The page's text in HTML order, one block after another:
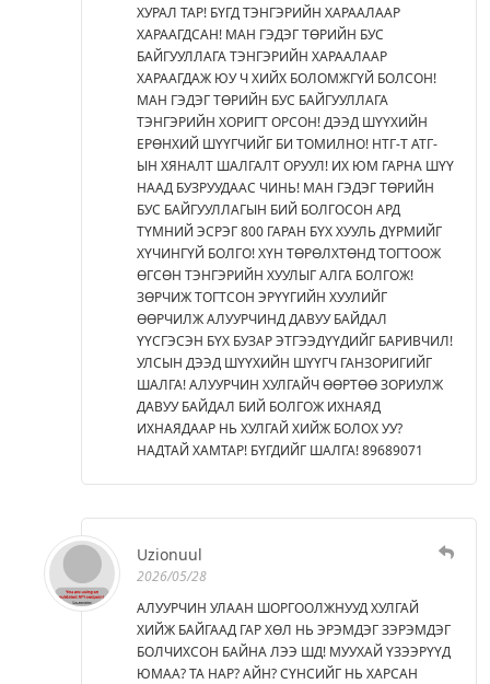
ХУРАЛ ТАР! БҮГД ТЭНГЭРИЙН ХАРААЛААР
ХАРААГДСАН! МАН ГЭДЭГ ТӨРИЙН БУС
БАЙГУУЛЛАГА ТЭНГЭРИЙН ХАРААЛААР
ХАРААГДАЖ ЮУ Ч ХИЙХ БОЛОМЖГҮЙ БОЛСОН!
МАН ГЭДЭГ ТӨРИЙН БУС БАЙГУУЛЛАГА
ТЭНГЭРИЙН ХОРИГТ ОРСОН! ДЭЭД ШҮҮХИЙН
ЕРӨНХИЙ ШҮҮГЧИЙГ БИ ТОМИЛНО! НТГ-Т АТГ-
ЫН ХЯНАЛТ ШАЛГАЛТ ОРУУЛ! ИХ ЮМ ГАРНА ШҮҮ
НААД БУЗРУУДААС ЧИНЬ! МАН ГЭДЭГ ТӨРИЙН
БУС БАЙГУУЛЛАГЫН БИЙ БОЛГОСОН АРД
ТҮМНИЙ ЭСРЭГ 800 ГАРАН БҮХ ХУУЛЬ ДҮРМИЙГ
ХҮЧИНГҮЙ БОЛГО! ХҮН ТӨРӨЛХТӨНД ТОГТООЖ
ӨГСӨН ТЭНГЭРИЙН ХУУЛЫГ АЛГА БОЛГОЖ!
ЗӨРЧИЖ ТОГТСОН ЭРҮҮГИЙН ХУУЛИЙГ
ӨӨРЧИЛЖ АЛУУРЧИНД ДАВУУ БАЙДАЛ
ҮҮСГЭСЭН БҮХ БУЗАР ЭТГЭЭДҮҮДИЙГ БАРИВЧИЛ!
УЛСЫН ДЭЭД ШҮҮХИЙН ШҮҮГЧ ГАНЗОРИГИЙГ
ШАЛГА! АЛУУРЧИН ХУЛГАЙЧ ӨӨРТӨӨ ЗОРИУЛЖ
ДАВУУ БАЙДАЛ БИЙ БОЛГОЖ ИХНАЯД
ИХНАЯДААР НЬ ХУЛГАЙ ХИЙЖ БОЛОХ УУ?
НАДТАЙ ХАМТАР! БҮГДИЙГ ШАЛГА! 89689071
Uzionuul
2026/05/28
АЛУУРЧИН УЛААН ШОРГООЛЖНУУД ХУЛГАЙ
ХИЙЖ БАЙГААД ГАР ХӨЛ НЬ ЭРЭМДЭГ ЗЭРЭМДЭГ
БОЛЧИХСОН БАЙНА ЛЭЭ ШД! МУУХАЙ ҮЗЭЭРҮҮД
ЮМАА? ТА НАР? АЙН? СҮНСИЙГ НЬ ХАРСАН